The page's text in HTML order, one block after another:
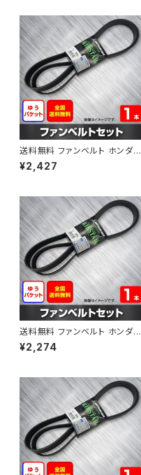
送料無料 ファンベルト ホンダ
ゼスト 型式JE1 H18.03～H24.
11 （国内トップメーカー） 1本 H
¥2,427
送料無料 ファンベルト ホンダ フ
ィット 型式GE6 H19.10～H25.
09 （国内トップメーカー） 1本 H
¥2,274